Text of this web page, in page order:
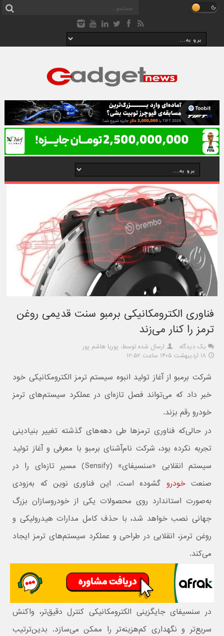
فناوری الکترومکانیکی برمبو سنت قدیمی روغن
ترمز را کنار می‌زند
یک دیدگاه
ارسال شده توسط: پوریا هاشم پور
۱۸ اردیبهشت ۱۴۰۵ ساعت ۱۲:۵۲
شرکت برمبو از آغاز تولید انبوه سیستم ترمز الکترومکانیکی خود
خبر داد که می‌تواند فصل تازه‌ای در عملکرد سیستم‌های ترمز
خودرو رقم بزند.
در حالی‌که فناوری ترمزها طی دهه‌های گذشته تغییر بنیادینی
تجربه نکرده بود، شرکت نام‌آشنای برمبو با معرفی و آغاز تولید
سیستم انقلابی «سنسیفای»‌ (Sensify) مسیر تازه‌ای را در
صنعتخودرو گشوده است. این فناوری نوین که به‌زودی
به‌صورت استاندارد روی محصولات یکی از خودروسازان بزرگ
جهانی نصب خواهد شد، با حذف کامل مدارات هیدرولیکی و
روغن ترمز، انقلابی در طراحی و عملکرد سیستم‌های ترمز ایجاد
می‌کند.
در سنسیفای جایگزینی الکترومکانیکی کنترل دقیق‌تر، واکنش
سریع‌تر و نگهداری کم‌هزینه‌تر را ممکن می‌سازد. بدین‌ترتیب